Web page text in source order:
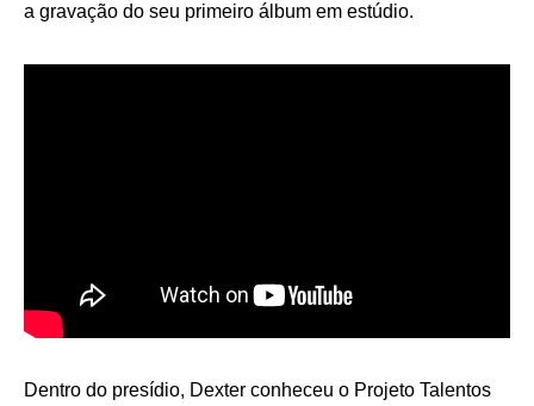
a gravação do seu primeiro álbum em estúdio.
Dentro do presídio, Dexter conheceu o Projeto Talentos